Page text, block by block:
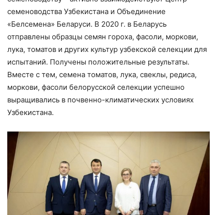
семеноводства Узбекистана и Объединение
«Белсемена» Беларуси. В 2020 г. в Беларусь
отправлены образцы семян гороха, фасоли, моркови,
лука, томатов и других культур узбекской селекции для
испытаний. Получены положительные результаты.
Вместе с тем, семена томатов, лука, свеклы, редиса,
моркови, фасоли белорусской селекции успешно
выращивались в почвенно-климатических условиях
Узбекистана.